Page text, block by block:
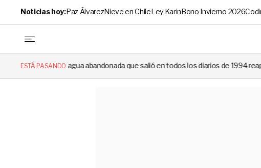
Noticias hoy:Paz ÁlvarezNieve en ChileLey KarinBono Invierno 2026
ESTÁ PASANDO:
abandonada que salió en todos los diarios de 1994 reapareció e hizo llorar a